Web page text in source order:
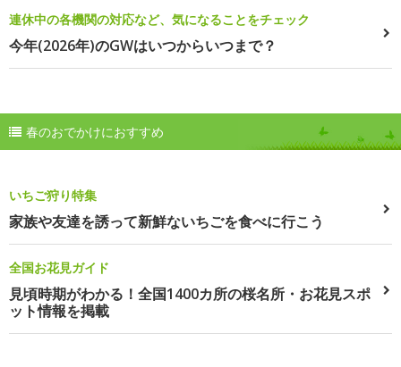
連休中の各機関の対応など、気になることをチェック
今年(2026年)のGWはいつからいつまで？
春のおでかけにおすすめ
いちご狩り特集
家族や友達を誘って新鮮ないちごを食べに行こう
全国お花見ガイド
見頃時期がわかる！全国1400カ所の桜名所・お花見スポ
ット情報を掲載